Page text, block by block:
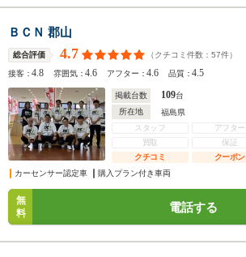
ＢＣＮ 郡山
総合評価 4.7 （クチコミ件数： 57件）
接客：4.8 雰囲気：4.6 アフター：4.6 品質：4.5
掲載台数 109台
所在地
福島県
スタッフ
アフター
買取
保証
クチコミ
クーポン
カーセンサー認定車
購入プラン付き車両
無
料
電話する